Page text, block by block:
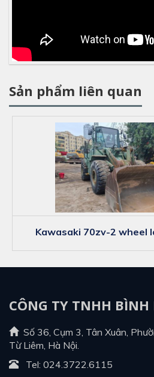
Sản phẩm liên quan
kawasaki 70zv-2 wheel
CÔNG TY TNHH BÌNH
Số 36, Cụm 3, Tân Xuân,
Từ Liêm, Hà Nội.
Tel: 024.3722.6115